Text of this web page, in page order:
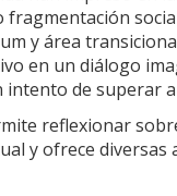
fragmentación
y área
en un diálogo
intento de superar
reflexionar
y ofrece diversas